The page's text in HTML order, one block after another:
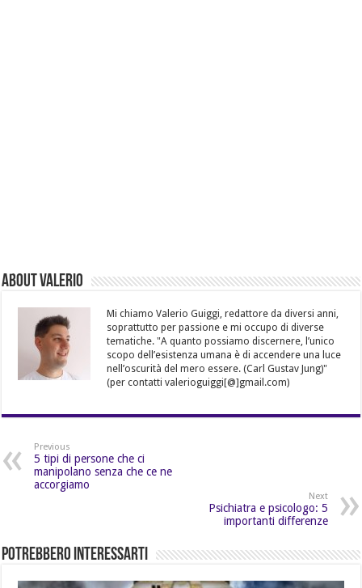
About Valerio
Mi chiamo Valerio Guiggi, redattore da diversi anni,
soprattutto per passione e mi occupo di diverse
tematiche. "A quanto possiamo discernere, l’unico
scopo dell’esistenza umana è di accendere una luce
nell’oscurità del mero essere. (Carl Gustav Jung)"
(per contatti valerioguiggi[@]gmail.com)
Previous
5 tipi di persone che ci
manipolano senza che ce ne
accorgiamo
Next
Psichiatra e psicologo: 5
importanti differenze
Potrebbero Interessarti